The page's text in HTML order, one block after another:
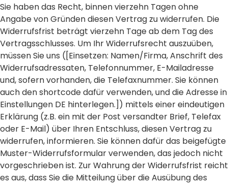
Sie haben das Recht, binnen vierzehn Tagen ohne
Angabe von Gründen diesen Vertrag zu widerrufen. Die
Widerrufsfrist beträgt vierzehn Tage ab dem Tag des
Vertragsschlusses. Um Ihr Widerrufsrecht auszuüben,
müssen Sie uns ([Einsetzen: Namen/Firma, Anschrift des
Widerrufsadressaten, Telefonnummer, E-Mailadresse
und, sofern vorhanden, die Telefaxnummer. Sie können
auch den shortcode dafür verwenden, und die Adresse in
Einstellungen DE hinterlegen.]) mittels einer eindeutigen
Erklärung (z.B. ein mit der Post versandter Brief, Telefax
oder E-Mail) über Ihren Entschluss, diesen Vertrag zu
widerrufen, informieren. Sie können dafür das beigefügte
Muster-Widerrufsformular verwenden, das jedoch nicht
vorgeschrieben ist. Zur Wahrung der Widerrufsfrist reicht
es aus, dass Sie die Mitteilung über die Ausübung des